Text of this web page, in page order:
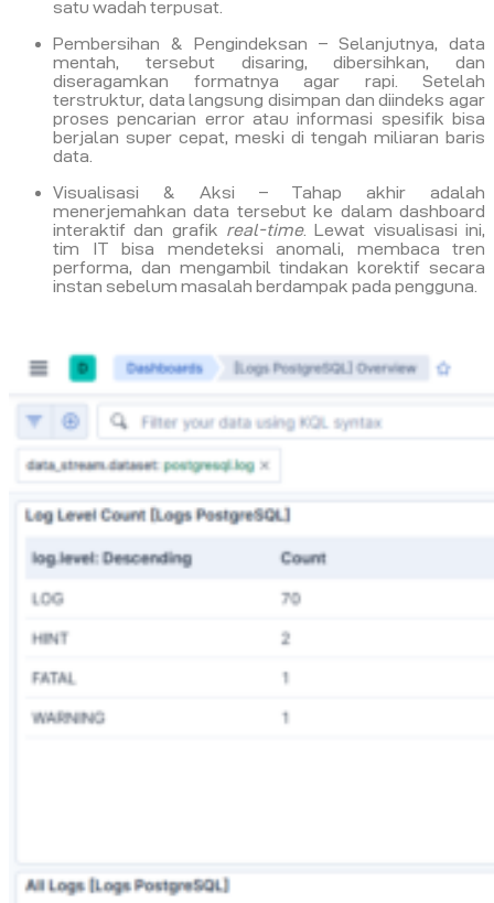
satu wadah terpusat.
Pembersihan & Pengindeksan – Selanjutnya, data
mentah, tersebut disaring, dibersihkan, dan
diseragamkan formatnya agar rapi. Setelah
terstruktur, data langsung disimpan dan diindeks agar
proses pencarian error atau informasi spesifik bisa
berjalan super cepat, meski di tengah miliaran baris
data.
Visualisasi & Aksi – Tahap akhir adalah
menerjemahkan data tersebut ke dalam dashboard
interaktif dan grafik real-time. Lewat visualisasi ini,
tim IT bisa mendeteksi anomali, membaca tren
performa, dan mengambil tindakan korektif secara
instan sebelum masalah berdampak pada pengguna.